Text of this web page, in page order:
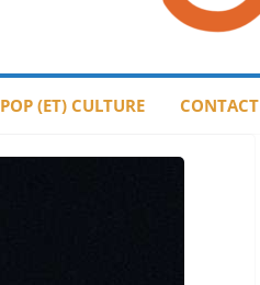
POP (ET) CULTURE CONTACT